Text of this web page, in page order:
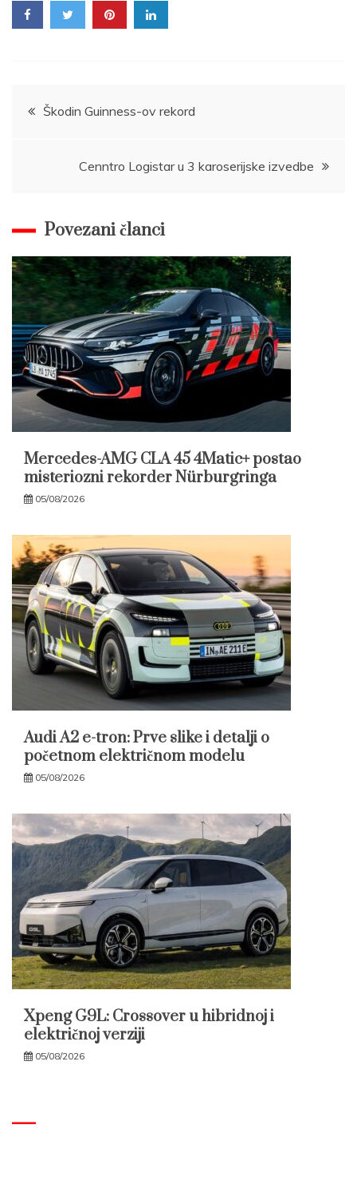
Post
Škodin Guinness-ov rekord
Cenntro Logistar u 3 karoserijske izvedbe
Povezani članci
Mercedes-AMG CLA 45 4Matic+ postao
misteriozni rekorder Nürburgringa
05/08/2026
Audi A2 e-tron: Prve slike i detalji o
početnom električnom modelu
05/08/2026
Xpeng G9L: Crossover u hibridnoj i
električnoj verziji
05/08/2026